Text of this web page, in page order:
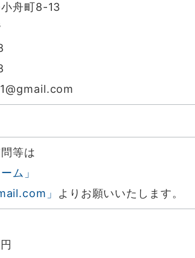
舟町8-13
等は
ム」
」
よりお願いいたします。